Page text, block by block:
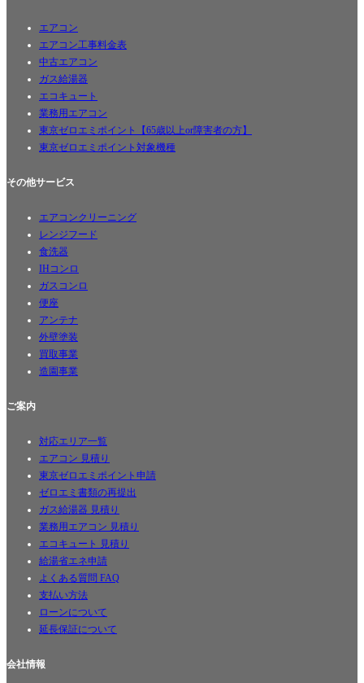
エアコン
エアコン工事料金表
中古エアコン
ガス給湯器
エコキュート
業務用エアコン
東京ゼロエミポイント【65歳以上or障害者の方】
東京ゼロエミポイント対象機種
その他サービス
エアコンクリーニング
レンジフード
食洗器
IHコンロ
ガスコンロ
便座
アンテナ
外壁塗装
買取事業
造園事業
ご案内
対応エリア一覧
エアコン 見積り
東京ゼロエミポイント申請
ゼロエミ書類の再提出
ガス給湯器 見積り
業務用エアコン 見積り
エコキュート 見積り
給湯省エネ申請
よくある質問 FAQ
支払い方法
ローンについて
延長保証について
会社情報